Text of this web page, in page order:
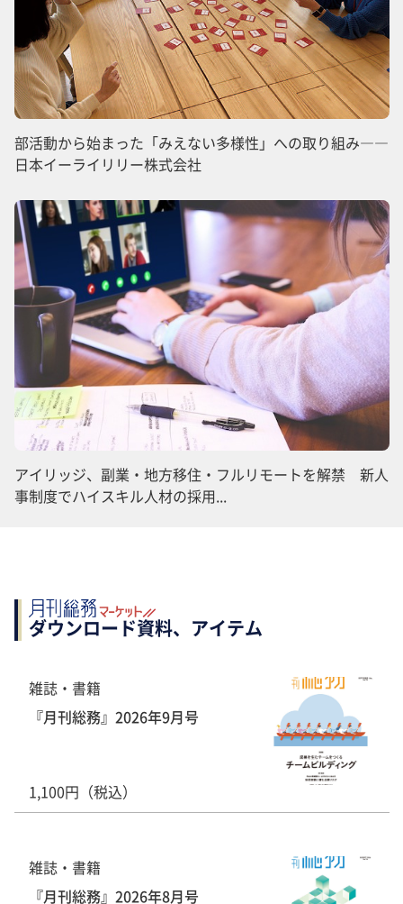
部活動から始まった「みえない多様性」への取り組み――
日本イーライリリー株式会社
アイリッジ、副業・地方移住・フルリモートを解禁 新人
事制度でハイスキル人材の採用...
ダウンロード資料、アイテム
雑誌・書籍
『月刊総務』2026年9月号
1,100円（税込）
雑誌・書籍
『月刊総務』2026年8月号